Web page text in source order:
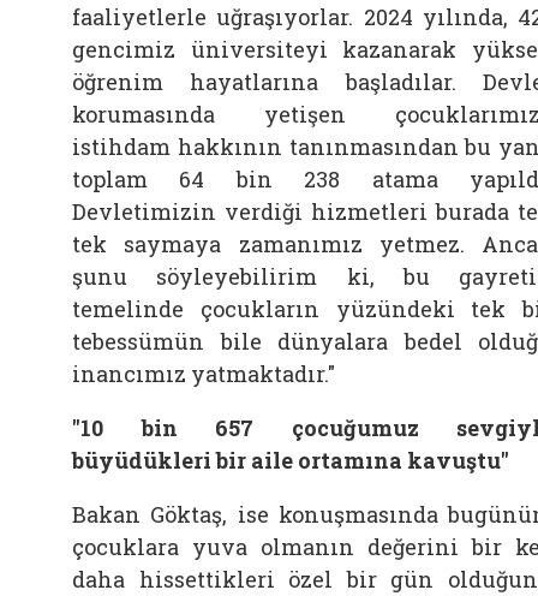
faaliyetlerle uğraşıyorlar. 2024 yılında,
gencimiz üniversiteyi kazanarak
öğrenim hayatlarına başladılar.
korumasında yetişen
istihdam hakkının tanınmasından bu
toplam 64 bin 238 atama
Devletimizin verdiği hizmetleri burada
tek saymaya zamanımız yetmez.
şunu söyleyebilirim ki, bu
temelinde çocukların yüzündeki tek
tebessümün bile dünyalara bedel
inancımız yatmaktadır."
"10 bin 657 çocuğumuz
büyüdükleri bir aile ortamına kavuştu"
Bakan Göktaş, ise konuşmasında
çocuklara yuva olmanın değerini bir
daha hissettikleri özel bir gün